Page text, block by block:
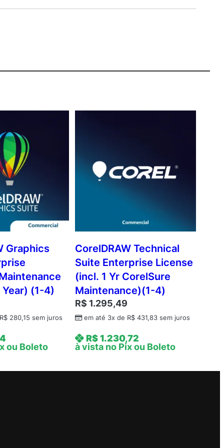
Graphics
Year) (1-4)
R$ 280,15 sem juros
ou Boleto
CorelDRAW Technical
Suite Enterprise License
(incl. 1 Yr CorelSure
Maintenance)(1-4)
R$ 1.295,49
em até 3x de R$431,83sem juros
R$1.230,72
à vista no Pix ou Boleto